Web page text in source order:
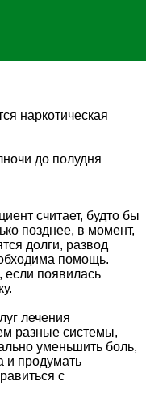
наркотическая
до полудня
считает, будто бы
позднее, в момент,
долги, развод
помощь.
если появилась
лечения
разные системы,
уменьшить боль,
и продумать
с